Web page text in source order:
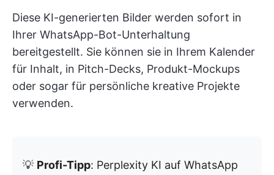
Diese KI-generierten Bilder werden sofort in
Ihrer WhatsApp-Bot-Unterhaltung
bereitgestellt. Sie können sie in Ihrem Kalender
für Inhalt, in Pitch-Decks, Produkt-Mockups
oder sogar für persönliche kreative Projekte
verwenden.
💡 Profi-Tipp: Perplexity KI auf WhatsApp